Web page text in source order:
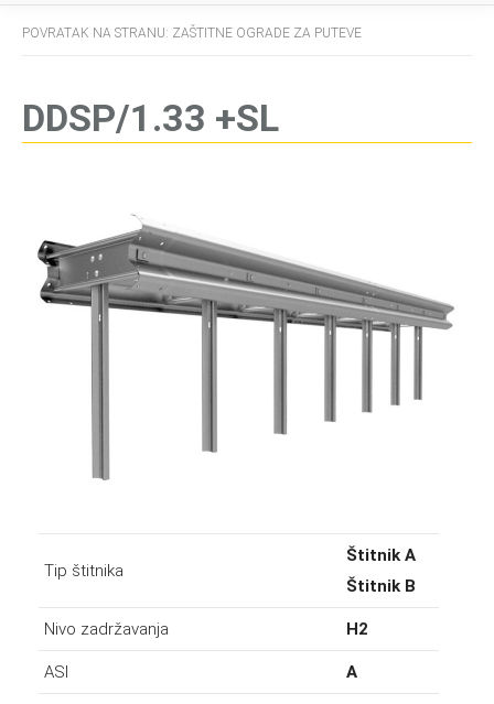
POVRATAK NA STRANU: ZAŠTITNE OGRADE ZA PUTEVE
DDSP/1.33 +SL
Tip štitnika
Štitnik A
Štitnik B
Nivo zadržavanja H2
ASI A